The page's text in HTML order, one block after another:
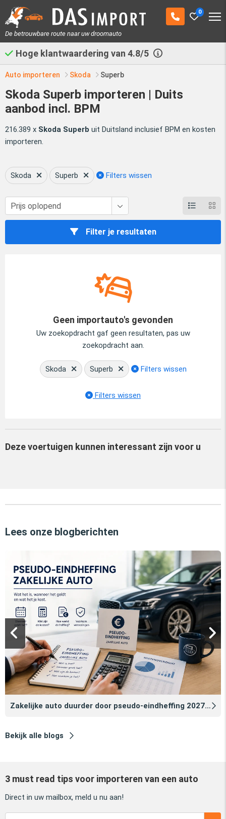
0
De betrouwbare route naar uw droomauto
Hoge klantwaardering van 4.8/5
Auto importeren Skoda Superb
Skoda Superb importeren | Duits
aanbod incl. BPM
216.389 x Skoda Superb uit Duitsland inclusief BPM en kosten
importeren.
Skoda Superb Filters wissen
Filter je resultaten
Geen importauto's gevonden
Uw zoekopdracht gaf geen resultaten, pas uw
zoekopdracht aan.
Skoda Superb Filters wissen
Filters wissen
Deze voertuigen kunnen interessant zijn voor u
Lees onze blogberichten
Zakelijke auto duurder door pseudo‑eindheffing 2027: zo voorkomt u dat
Bekijk alle blogs
3 must read tips voor importeren van een auto
Direct in uw mailbox, meld u nu aan!